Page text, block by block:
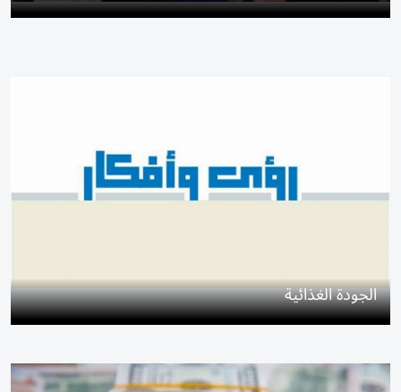
الجودة الغذائية